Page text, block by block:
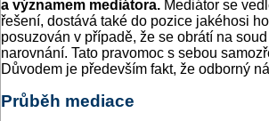
a významem mediátora. Mediátor se
řešení, dostává také do pozice jakéhosi
posuzován v případě, že se obrátí na
narovnání. Tato pravomoc s sebou
Důvodem je především fakt, že odborný
Průběh mediace